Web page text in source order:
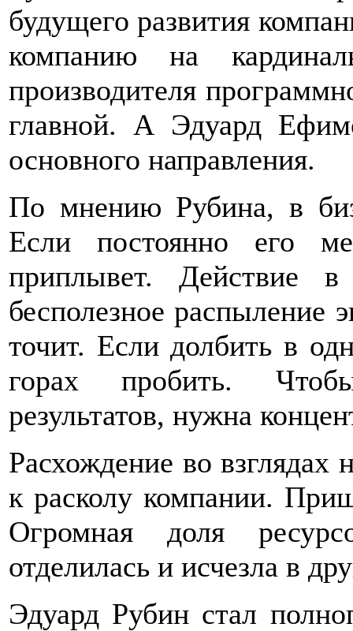
будущего развития
компанию на
производителя
главной. А Эдуард
основного направления.
По мнению Рубина, в
Если постоянно его
приплывет. Действие
бесполезное распыление
точит. Если долбить в
горах пробить.
результатов, нужна
Расхождение во взглядах
к расколу компании.
Огромная доля
отделилась и исчезла в
Эдуард Рубин стал